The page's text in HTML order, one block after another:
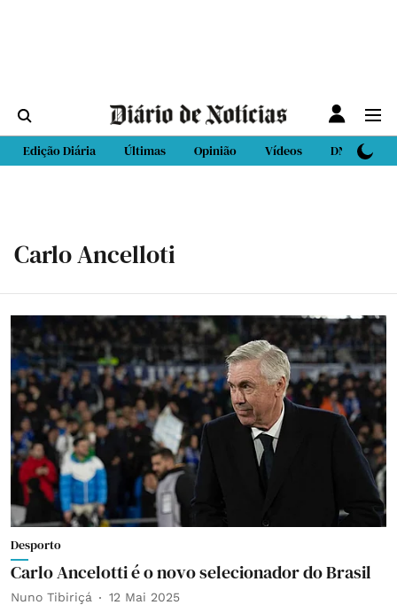
Edição Diária Últimas Opinião Vídeos DN Sport
Carlo Ancelloti
Desporto
Carlo Ancelotti é o novo selecionador do Brasil
Nuno Tibiriçá 12 Mai 2025